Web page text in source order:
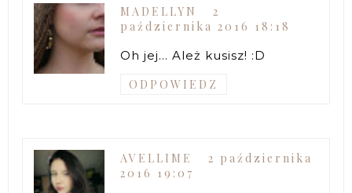
MADELLYN
2
października 2016 18:18
Oh jej... Ależ kusisz! :D
ODPOWIEDZ
AVELLIME
2 października
2016 19:07